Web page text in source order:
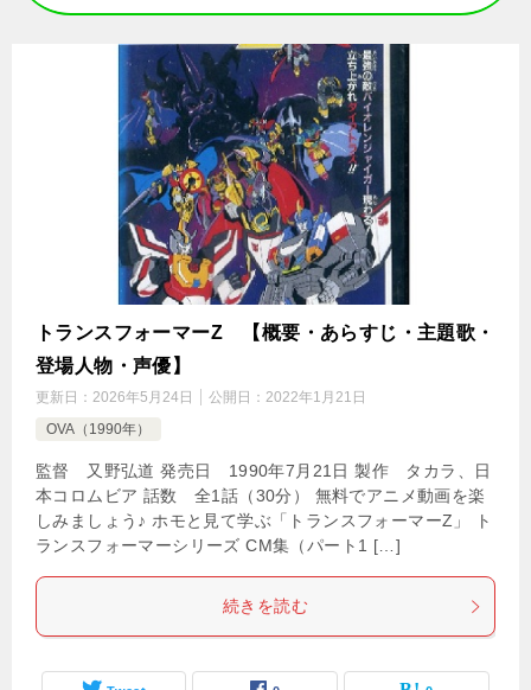
トランスフォーマーZ 【概要・あらすじ・主題歌・
登場人物・声優】
更新日： 2026年5月24日 公開日： 2022年1月21日
OVA（1990年）
監督 又野弘道 発売日 1990年7月21日 製作 タカラ、日
本コロムビア 話数 全1話（30分） 無料でアニメ動画を楽
しみましょう♪ ホモと見て学ぶ「トランスフォーマーZ」 ト
ランスフォーマーシリーズ CM集（パート1 […]
続きを読む